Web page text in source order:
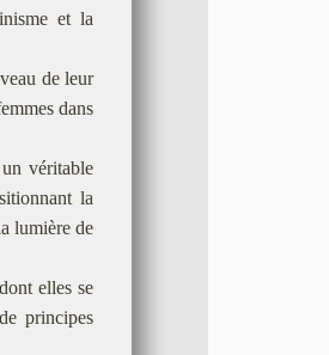
et la
de leur
dans
véritable
la
lumière de
elles se
principes